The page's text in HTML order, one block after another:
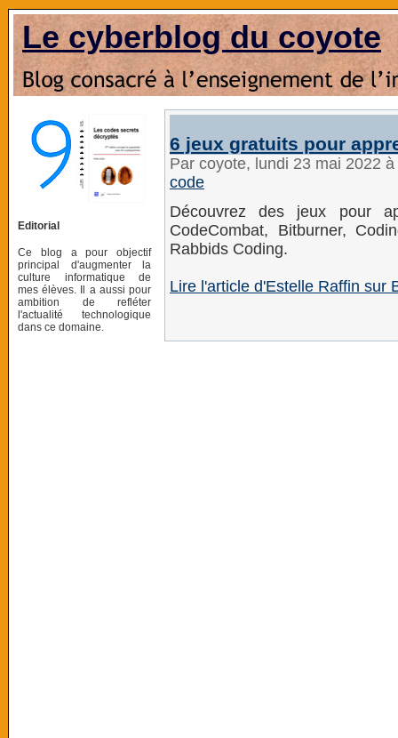
Le cyberblog du coyote
Editorial
Ce blog a pour objectif
principal d'augmenter la
culture informatique de
mes élèves. Il a aussi pour
ambition de refléter
l'actualité technologique
dans ce domaine.
6 jeux gratuits pour
Par coyote, lundi 23 mai 2022
code
Découvrez des jeux pour
CodeCombat, Bitburner,
Rabbids Coding.
Lire l'article d'Estelle Raffin sur